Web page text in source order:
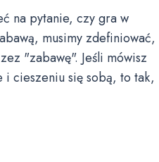
na pytanie, czy gra w
musimy zdefiniować,
"zabawę". Jeśli mówisz
cieszeniu się sobą, to tak,